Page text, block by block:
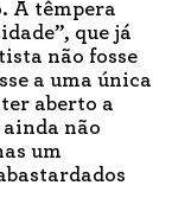
A têmpera
que já
não fosse
a uma única
aberto a
ainda não
um